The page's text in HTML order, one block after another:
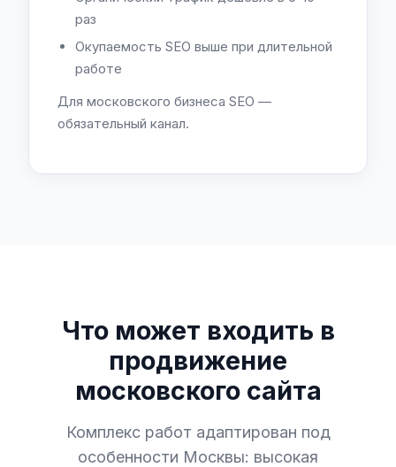
раз
Окупаемость SEO выше при длительной
работе
Для московского бизнеса SEO —
обязательный канал.
Что может входить в
продвижение
московского сайта
Комплекс работ адаптирован под
особенности Москвы: высокая